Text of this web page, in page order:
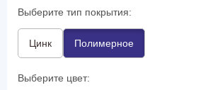
Выберите тип покрытия:
Цинк Полимерное
Выберите цвет: